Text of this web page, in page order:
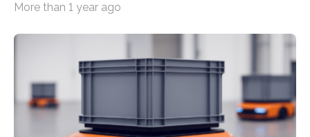
fördern sowie die Wohn- und Aufenthaltsqualität zu
an der Achse Kettenhofweg/Robert-Mayer-Straße
durch. Wie diese angenommen werden und was sie
bewirken, haben Forscher*innen der Frankfurt University
of Applied Sciences (Frankfurt UAS) untersucht und
ziehen insgesamt eine positive Bilanz. Gemeinsam mit
More than 1 year ago